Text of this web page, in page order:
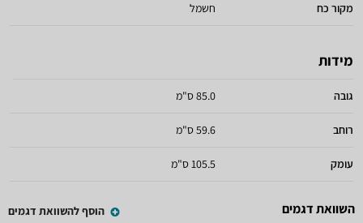
מקור כח חשמל
מידות
גובה 85.0 ס"מ
רוחב 59.6 ס"מ
עומק 105.5 ס"מ
השוואת דגמים הוסף להשוואת דגמים